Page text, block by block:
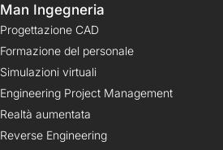
Man Ingegneria
Progettazione CAD
Formazione del personale
Simulazioni virtuali
Engineering Project Management
Realtà aumentata
Reverse Engineering